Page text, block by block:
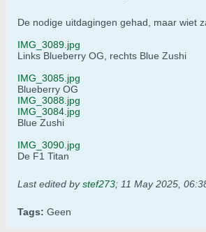
De nodige uitdagingen gehad, maar wiet
IMG_3089.jpg
Links Blueberry OG, rechts Blue Zushi
IMG_3085.jpg
Blueberry OG
IMG_3088.jpg
IMG_3084.jpg
Blue Zushi
IMG_3090.jpg
De F1 Titan
Last edited bystef273; 11 May 2025,
Tags: Geen